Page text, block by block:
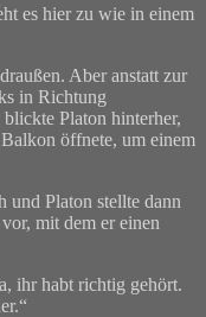
es hier zu wie in einem
Aber anstatt zur
in Richtung
Platon hinterher,
öffnete, um einem
und Platon stellte dann
mit dem er einen
ihr habt richtig gehört.